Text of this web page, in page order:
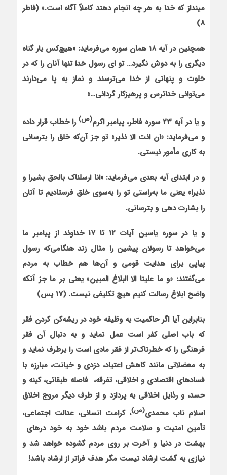
مینداز که خدا به هر چه انجام دهند کاملاً آگاه است.» (فاطر
8)
هم‏چنین در آیه 18 همان سوره می‌فرماید: «هیچ‌کس بار گناه
دیگری را به دوش نگیرد… تو ای رسول خدا تنها آنان را که در
خلوت و پنهانی از خدا می‌ترسند و نماز به پا می‌دارند
می‌توانی خداترس و پرهیزکار گردانی…»
و یا در آیه 23 سوره فاطر، پیامبر اکرم (ص) را خطاب قرار داده
و می‌فرماید: «ان انت الا نذیر» تو جز آن‌که خلق را بترسانی
به کاری مأمور نیستی.
و در ابتدای آیه بعدی می‌فرماید: «انا ارسلناک بالحق بشیرا و
نذیرا» یعنی ما به‌راستی تو را به‌سوی خلق فرستادیم تا آنان
را بشارت دهی و بترسانی.
و یا در سوره یاسین آیات 12 تا 17 خداوند از پیامبر ما
می‌خواهد تا رسولان پیشین را مثال زند هنگامی‌که رسول
پیاپی برای هدایت قومی و آن‌ها هم خطاب به مردم
می‌گفتند: «و ما علینا الا البلاغ المبین» یعنی بر ما جز آن‏که
واضح ابلاغ رسالت کنیم هیچ تکلیفی نیست. (17 یس)
بنابراین آیا اگر حاکمیت به وظیفه خود در ریشه‌کن کردن فقر
که باب اصلی کفر است عمل نماید و به دنبال آن فقر
فرهنگی را که خطرناک‌تر از فقر مادی است را برطرف نماید و
به معضلاتی مانند کاهش اعتیاد، دزدی و خیانت، مبارزه با
فسادهای اقتصادی و اخلاقی، تفرقه، فاصله طبقاتی، کینه و
حسد، و رذایل اخلاقی به پردازد و از طرف دیگر مروج اخلاق
اسلام ناب محمدی(ص)، کرامت انسانی، عدالت اجتماعی،
تأمین امنیت و سلامت مردم باشد خود به ‌خود درهای
بهشت در دنیا و آخرت بر روی مردم گشوده خواهد شد و
نیازی به گشت ارشاد نیست مگر هدف فراتر از ارشاد باشد!